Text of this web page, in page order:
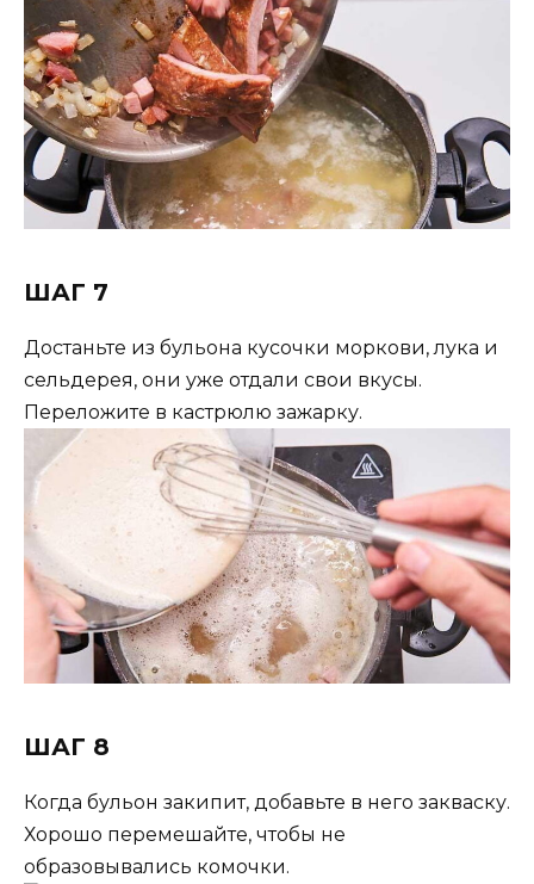
ШАГ 7
Достаньте из бульона кусочки моркови, лука и
сельдерея, они уже отдали свои вкусы.
Переложите в кастрюлю зажарку.
ШАГ 8
Когда бульон закипит, добавьте в него закваску.
Хорошо перемешайте, чтобы не
образовывались комочки.